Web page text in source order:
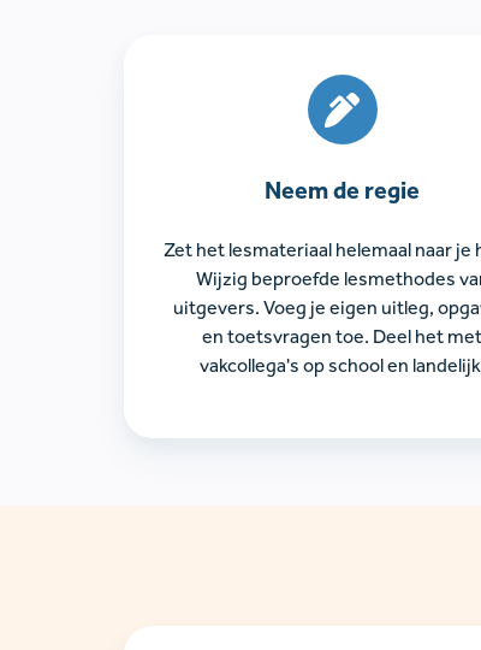
Neem de regie
Zet het lesmateriaal helemaal naar je
Wijzig beproefde lesmethodes
uitgevers. Voeg je eigen uitleg,
en toetsvragen toe. Deel het met
vakcollega's op school en
de
regie